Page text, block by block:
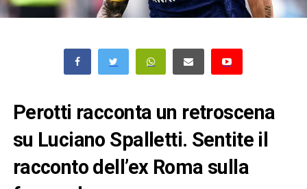
Perotti racconta un retroscena
su Luciano Spalletti. Sentite il
racconto dell’ex Roma sulla